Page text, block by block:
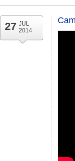
27 JUL
2014